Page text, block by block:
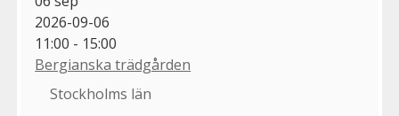
2026-09-06
11:00 - 15:00
Bergianska trädgården
Stockholms län